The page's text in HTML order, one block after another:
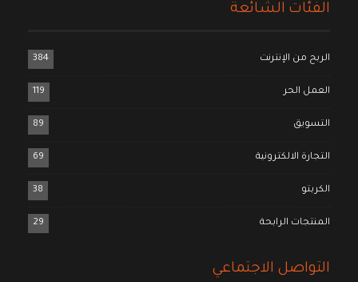
الفئات الشائعة
الربح من الإنترنت 384
العمل الحر 119
التسويق 89
التجارة الالكترونية 69
الكربتو 38
المنتجات الرابحة 29
التواصل الاجتماعي